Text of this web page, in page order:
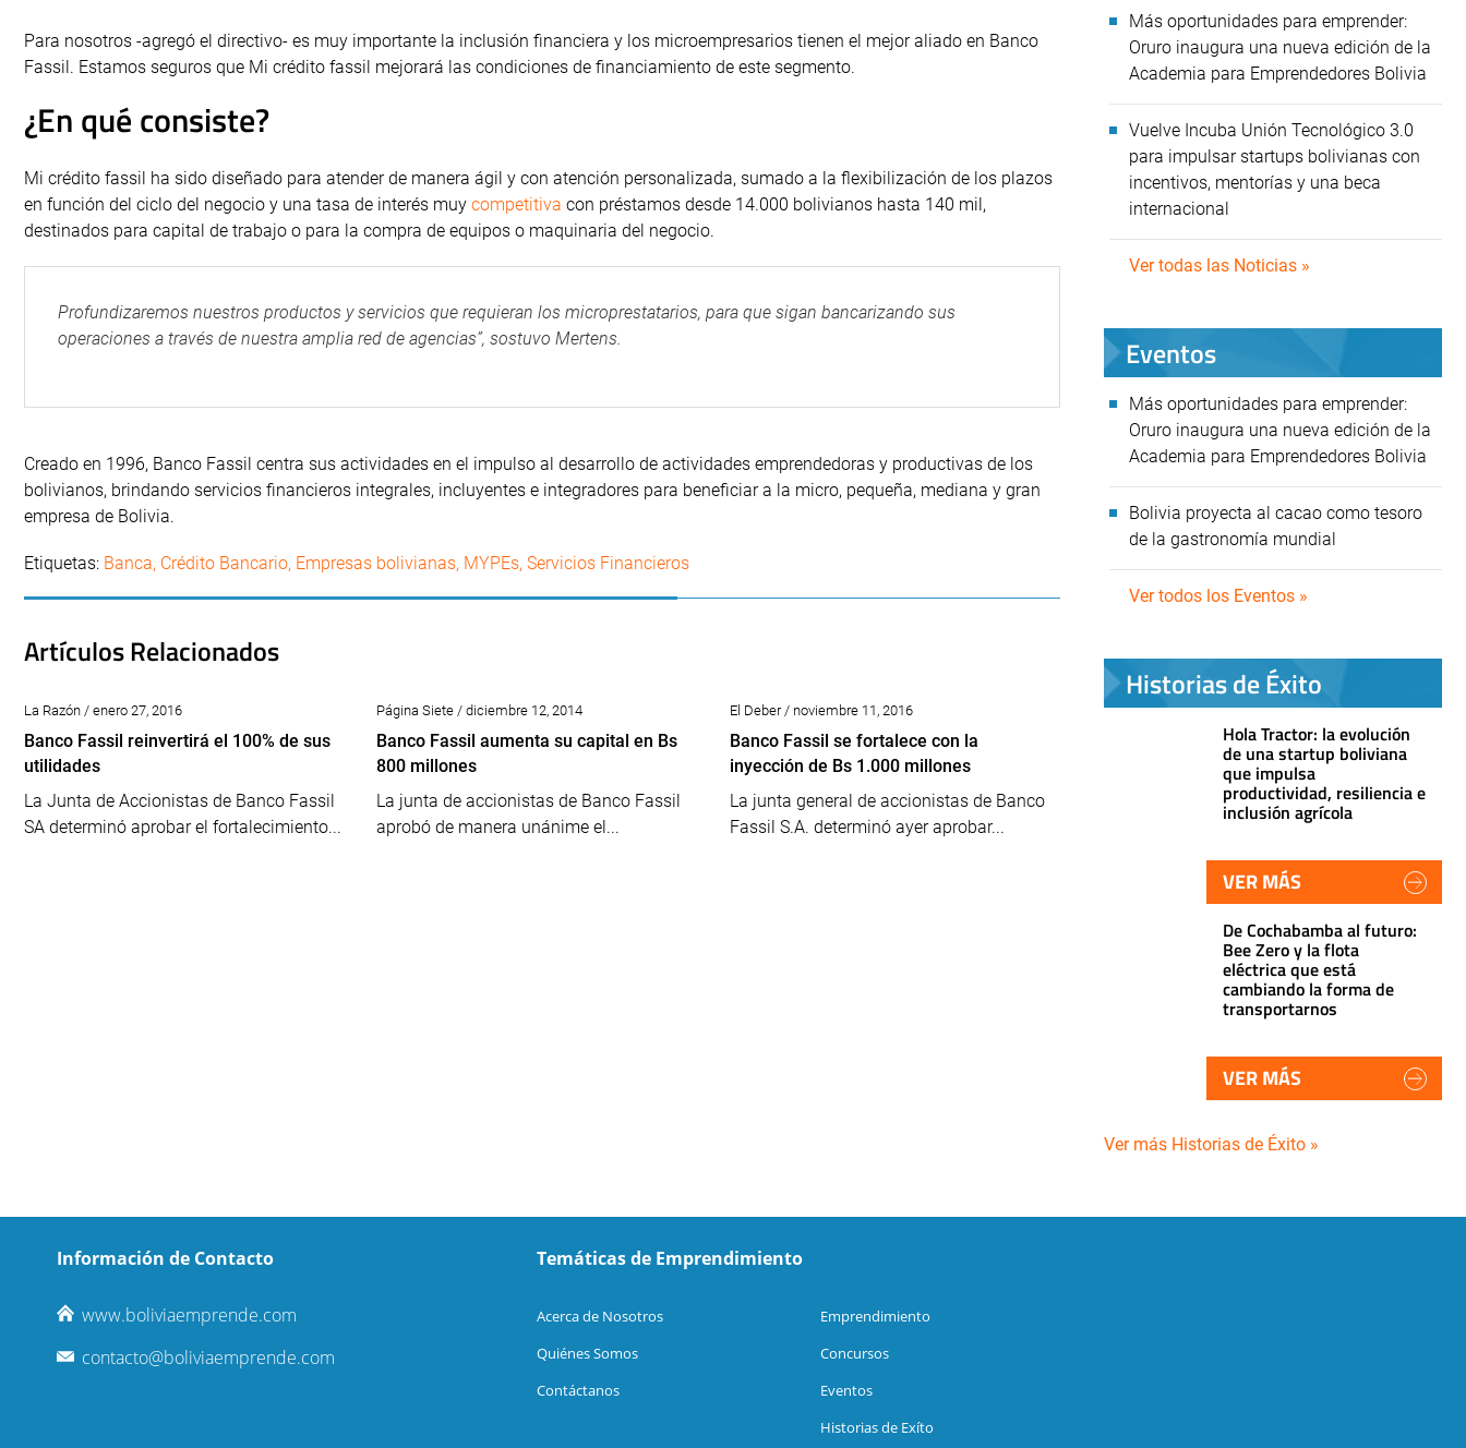
Para nosotros -agregó el directivo- es muy importante la inclusión financiera y los microempresarios tienen el mejor aliado en Banco
Fassil. Estamos seguros que Mi crédito fassil mejorará las condiciones de financiamiento de este segmento.
¿En qué consiste?
Mi crédito fassil ha sido diseñado para atender de manera ágil y con atención personalizada, sumado a la flexibilización de los plazos
en función del ciclo del negocio y una tasa de interés muy competitiva con préstamos desde 14.000 bolivianos hasta 140 mil,
destinados para capital de trabajo o para la compra de equipos o maquinaria del negocio.
Profundizaremos nuestros productos y servicios que requieran los microprestatarios, para que sigan bancarizando sus
operaciones a través de nuestra amplia red de agencias”, sostuvo Mertens.
Creado en 1996, Banco Fassil centra sus actividades en el impulso al desarrollo de actividades emprendedoras y productivas de los
bolivianos, brindando servicios financieros integrales, incluyentes e integradores para beneficiar a la micro, pequeña, mediana y gran
empresa de Bolivia.
Etiquetas: Banca, Crédito Bancario, Empresas bolivianas, MYPEs, Servicios Financieros
Artículos Relacionados
La Razón / enero 27, 2016
Banco Fassil reinvertirá el 100% de sus
utilidades
La Junta de Accionistas de Banco Fassil
SA determinó aprobar el fortalecimiento...
Página Siete / diciembre 12, 2014
Banco Fassil aumenta su capital en Bs
800 millones
La junta de accionistas de Banco Fassil
aprobó de manera unánime el...
El Deber / noviembre 11, 2016
Banco Fassil se fortalece con la
inyección de Bs 1.000 millones
La junta general de accionistas de Banco
Fassil S.A. determinó ayer aprobar...
Más oportunidades para emprender:
Oruro inaugura una nueva edición de la
Academia para Emprendedores Bolivia
Vuelve Incuba Unión Tecnológico 3.0
para impulsar startups bolivianas con
incentivos, mentorías y una beca
internacional
Ver todas las Noticias »
Eventos
Más oportunidades para emprender:
Oruro inaugura una nueva edición de la
Academia para Emprendedores Bolivia
Bolivia proyecta al cacao como tesoro
de la gastronomía mundial
Ver todos los Eventos »
Historias de Éxito
Hola Tractor: la evolución
de una startup boliviana
que impulsa
productividad, resiliencia e
inclusión agrícola
VER MÁS
De Cochabamba al futuro:
Bee Zero y la flota
eléctrica que está
cambiando la forma de
transportarnos
VER MÁS
Ver más Historias de Éxito »
Información de Contacto
www.boliviaemprende.com
contacto@boliviaemprende.com
Temáticas de Emprendimiento
Acerca de Nosotros
Quiénes Somos
Contáctanos
Emprendimiento
Concursos
Eventos
Historias de Exíto